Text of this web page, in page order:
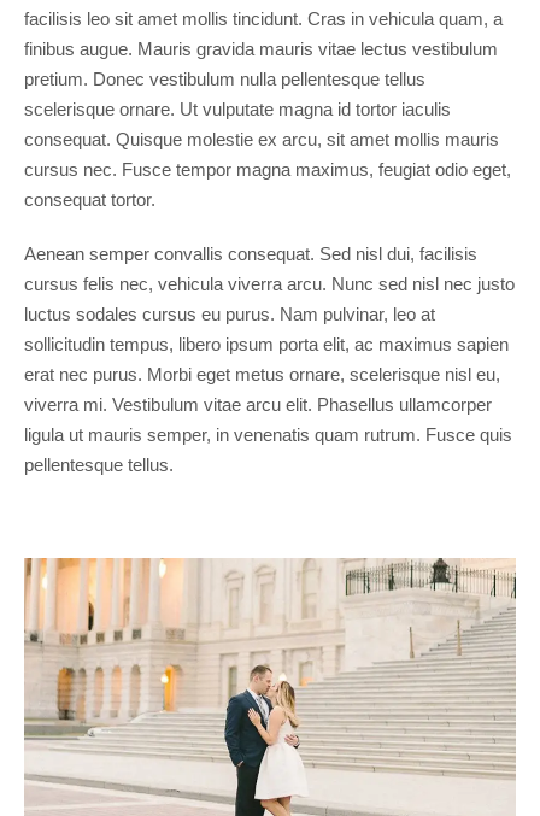
facilisis leo sit amet mollis tincidunt. Cras in vehicula quam, a
finibus augue. Mauris gravida mauris vitae lectus vestibulum
pretium. Donec vestibulum nulla pellentesque tellus
scelerisque ornare. Ut vulputate magna id tortor iaculis
consequat. Quisque molestie ex arcu, sit amet mollis mauris
cursus nec. Fusce tempor magna maximus, feugiat odio eget,
consequat tortor.
Aenean semper convallis consequat. Sed nisl dui, facilisis
cursus felis nec, vehicula viverra arcu. Nunc sed nisl nec justo
luctus sodales cursus eu purus. Nam pulvinar, leo at
sollicitudin tempus, libero ipsum porta elit, ac maximus sapien
erat nec purus. Morbi eget metus ornare, scelerisque nisl eu,
viverra mi. Vestibulum vitae arcu elit. Phasellus ullamcorper
ligula ut mauris semper, in venenatis quam rutrum. Fusce quis
pellentesque tellus.